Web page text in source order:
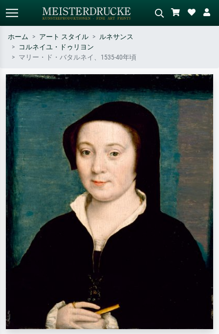
標準検索
– 例：モネ、星月夜、印象派、北
斎の波、ヌード。
緑の草原、赤の多い抽象画、暗い
油絵、木のそばの立ち姿のヌー
ド。
ホーム アート スタイル
ルネサンス
コルネイユ・ドゥリヨン
マリー・ド・バタルネイ、1535-40年頃